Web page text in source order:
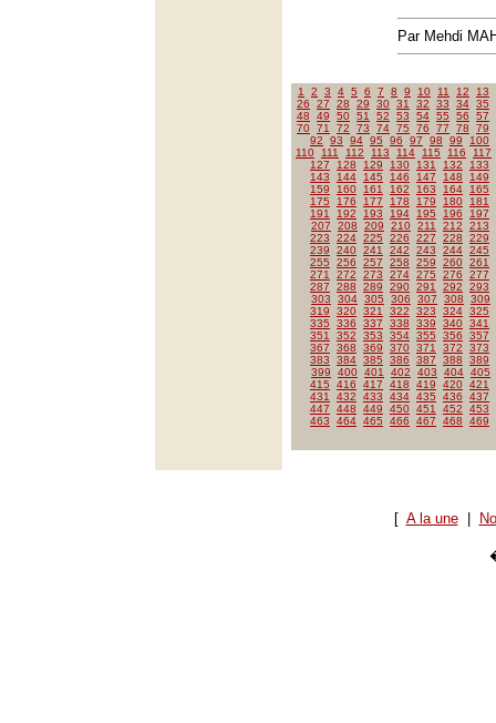
Par Mehdi
1 2 3 4 5 6 7 8 9 10 11 12
13
26
27 28 29 30 31 32 33 34 35
48
49 50 51 52 53 54 55 56
57
70 71 72 73 74 75 76 77 78
79
92
93 94 95 96 97 98 99
100
110
111 112 113 114 115 116
117
127
128 129 130 131 132
133
143
144 145 146 147 148
149
159
160 161 162 163 164
165
175
176 177 178 179 180
181
191
192 193 194 195 196
197
207
208 209 210 211 212
213
223
224 225 226 227 228
229
239
240 241 242 243 244 245
255
256 257 258 259 260 261
271
272 273 274 275 276
277
287
288 289 290 291 292
293
303
304 305 306 307 308
309
319
320 321 322 323 324 325
335
336 337 338 339 340 341
351
352 353 354 355 356
357
367
368 369 370 371 372
373
383
384 385 386 387 388
389
399
400 401 402 403 404 405
415
416 417 418 419 420 421
431
432 433 434 435 436
437
447
448 449 450 451 452
453
463
464 465 466 467 468 469
[ A la une|